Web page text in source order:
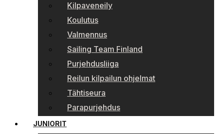
Kilpaveneily
Koulutus
Valmennus
Sailing Team Finland
Purjehdusliiga
Reilun kilpailun ohjelmat
Tähtiseura
Parapurjehdus
JUNIORIT